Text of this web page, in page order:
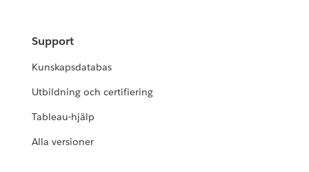
Support
Kunskapsdatabas
Utbildning och certifiering
Tableau-hjälp
Alla versioner